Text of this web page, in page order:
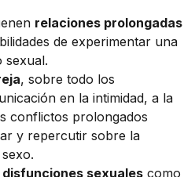
relaciones prolongadas
de experimentar una
sexual.
, sobre todo los
en la intimidad, a la
conflictos prolongados
y repercutir sobre la
sexuales como